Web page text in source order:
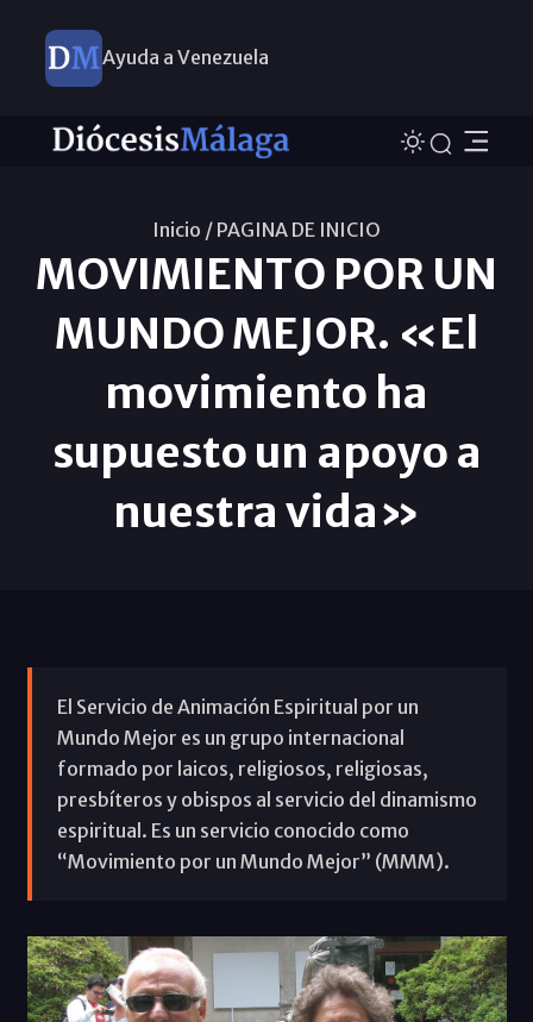
Ayuda a Venezuela
Inicio / PAGINA DE INICIO
MOVIMIENTO POR UN
MUNDO MEJOR. «El
movimiento ha
supuesto un apoyo a
nuestra vida»
El Servicio de Animación Espiritual por un
Mundo Mejor es un grupo internacional
formado por laicos, religiosos, religiosas,
presbíteros y obispos al servicio del dinamismo
espiritual. Es un servicio conocido como
“Movimiento por un Mundo Mejor” (MMM).